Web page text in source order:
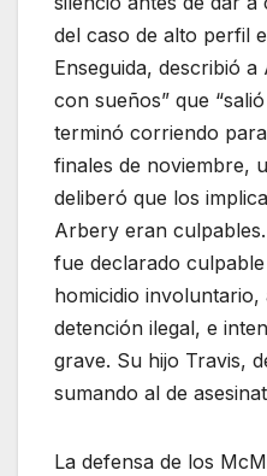
del caso de alto perfil
Enseguida, describió
con sueños” que
terminó corriendo
finales de noviembre,
deliberó que los
Arbery eran
fue declarado
homicidio involuntario,
detención ilegal, e
grave. Su hijo Travis,
sumando al de
La defensa de los